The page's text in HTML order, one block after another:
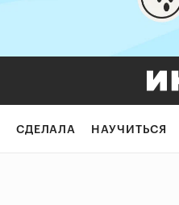
СДЕЛАЛА НАУЧИТЬСЯ